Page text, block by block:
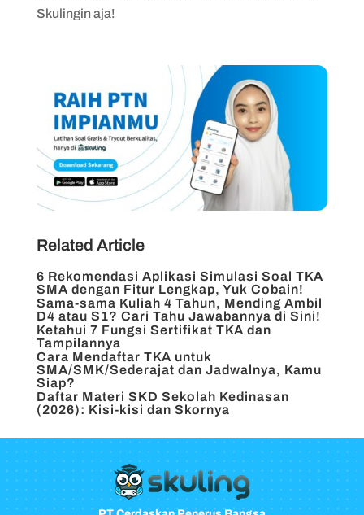
Skulingin aja!
Related Article
6 Rekomendasi Aplikasi Simulasi Soal TKA
SMA dengan Fitur Lengkap, Yuk Cobain!
Sama-sama Kuliah 4 Tahun, Mending Ambil
D4 atau S1? Cari Tahu Jawabannya di Sini!
Ketahui 7 Fungsi Sertifikat TKA dan
Tampilannya
Cara Mendaftar TKA untuk
SMA/SMK/Sederajat dan Jadwalnya, Kamu
Siap?
Daftar Materi SKD Sekolah Kedinasan
(2026): Kisi-kisi dan Skornya